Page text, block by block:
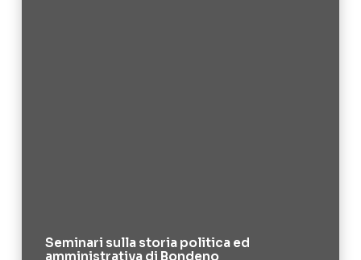
Seminari sulla storia politica ed
amministrativa di Bondeno